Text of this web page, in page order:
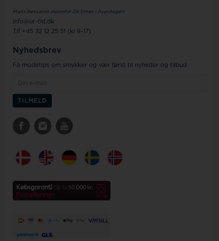
Mails besvares indenfor 24 timer i hverdagen
info@ur-tid.dk
Tlf +45 32 12 25 51 (kl 9-17)
Nyhedsbrev
Få modetips om smykker og vær først til nyheder og tilbud